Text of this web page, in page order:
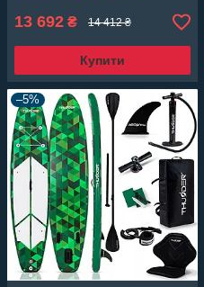
13 692 ₴ 14 412 ₴
Купити
–5%